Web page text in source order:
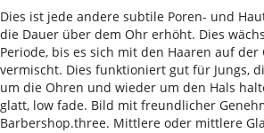
Dies ist jede andere subtile Poren- und
die Dauer über dem Ohr erhöht. Dies
Periode, bis es sich mit den Haaren auf der
vermischt. Dies funktioniert gut für Jungs,
um die Ohren und wieder um den Hals
glatt, low fade. Bild mit freundlicher
Barbershop.three. Mittlere oder mittlere